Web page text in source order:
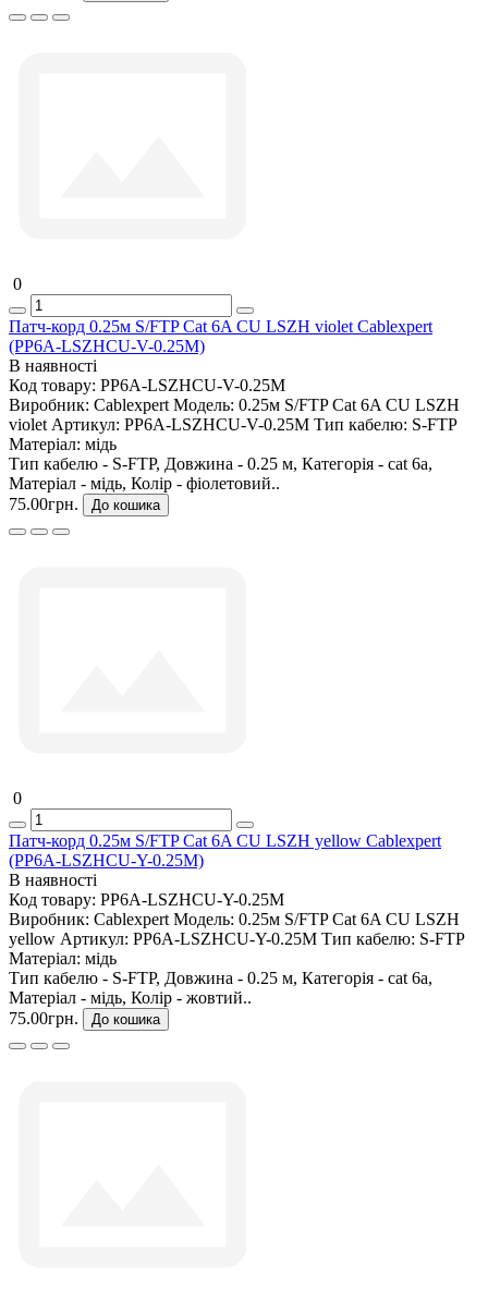
0
Патч-корд 0.25м S/FTP Cat 6A CU LSZH violet Cablexpert
(PP6A-LSZHCU-V-0.25M)
В наявності
Код товару: PP6A-LSZHCU-V-0.25M
Виробник: Cablexpert Модель: 0.25м S/FTP Cat 6A CU LSZH
violet Артикул: PP6A-LSZHCU-V-0.25M Тип кабелю: S-FTP
Матеріал: мідь
Тип кабелю - S-FTP, Довжина - 0.25 м, Категорія - cat 6a,
Матеріал - мідь, Колір - фіолетовий..
75.00грн.
До кошика
0
Патч-корд 0.25м S/FTP Cat 6A CU LSZH yellow Cablexpert
(PP6A-LSZHCU-Y-0.25M)
В наявності
Код товару: PP6A-LSZHCU-Y-0.25M
Виробник: Cablexpert Модель: 0.25м S/FTP Cat 6A CU LSZH
yellow Артикул: PP6A-LSZHCU-Y-0.25M Тип кабелю: S-FTP
Матеріал: мідь
Тип кабелю - S-FTP, Довжина - 0.25 м, Категорія - cat 6a,
Матеріал - мідь, Колір - жовтий..
75.00грн.
До кошика